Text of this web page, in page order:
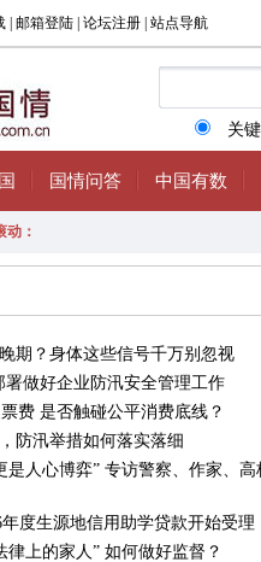
期？身体这些信号千万别忽视
署做好企业防汛安全管理工作
费 是否触碰公平消费底线？
防汛举措如何落实落细
是人心博弈” 专访警察、作家、
年度生源地信用助学贷款开始受理
律上的家人” 如何做好监督？